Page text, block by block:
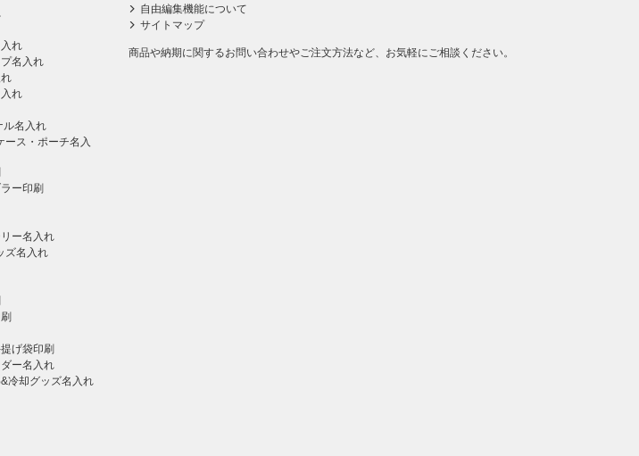
れ
名入れ
れ
ル名入れ
ース・ポーチ名入
ー印刷
ー名入れ
ズ名入れ
げ袋印刷
ダー名入れ
&冷却グッズ名入れ
自由編集機能について
サイトマップ
商品や納期に関するお問い合わせやご注文方法など、お気軽にご相談ください。